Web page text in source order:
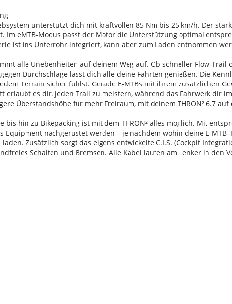
unterstützt dich mit kraftvollen 85 Nm bis 25 km/h. Der
Im eMTB-Modus passt der Motor die Unterstützung optimal
ist ins Unterrohr integriert, kann aber zum Laden entnommen
alle Unebenheiten auf deinem Weg auf. Ob schneller Flow-
Durchschläge lässt dich alle deine Fahrten genießen. Die
Terrain sicher fühlst. Gerade E-MTBs mit ihrem zusätzlichen
erlaubt es dir, jeden Trail zu meistern, während das Fahrwerk dir
Überstandshöhe für mehr Freiraum, mit deinem THRON² 6.7 auf
bis hin zu Bikepacking ist mit dem THRON² alles möglich. Mit
Equipment nachgerüstet werden – je nachdem wohin deine E-
Zusätzlich sorgt das eigens entwickelte C.I.S. (Cockpit
Schalten und Bremsen. Alle Kabel laufen am Lenker in den